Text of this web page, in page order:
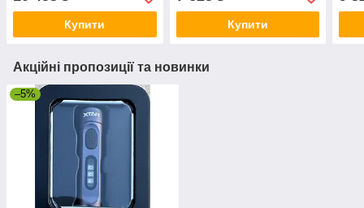
Купити Купити
Акційні пропозиції та новинки
–5%